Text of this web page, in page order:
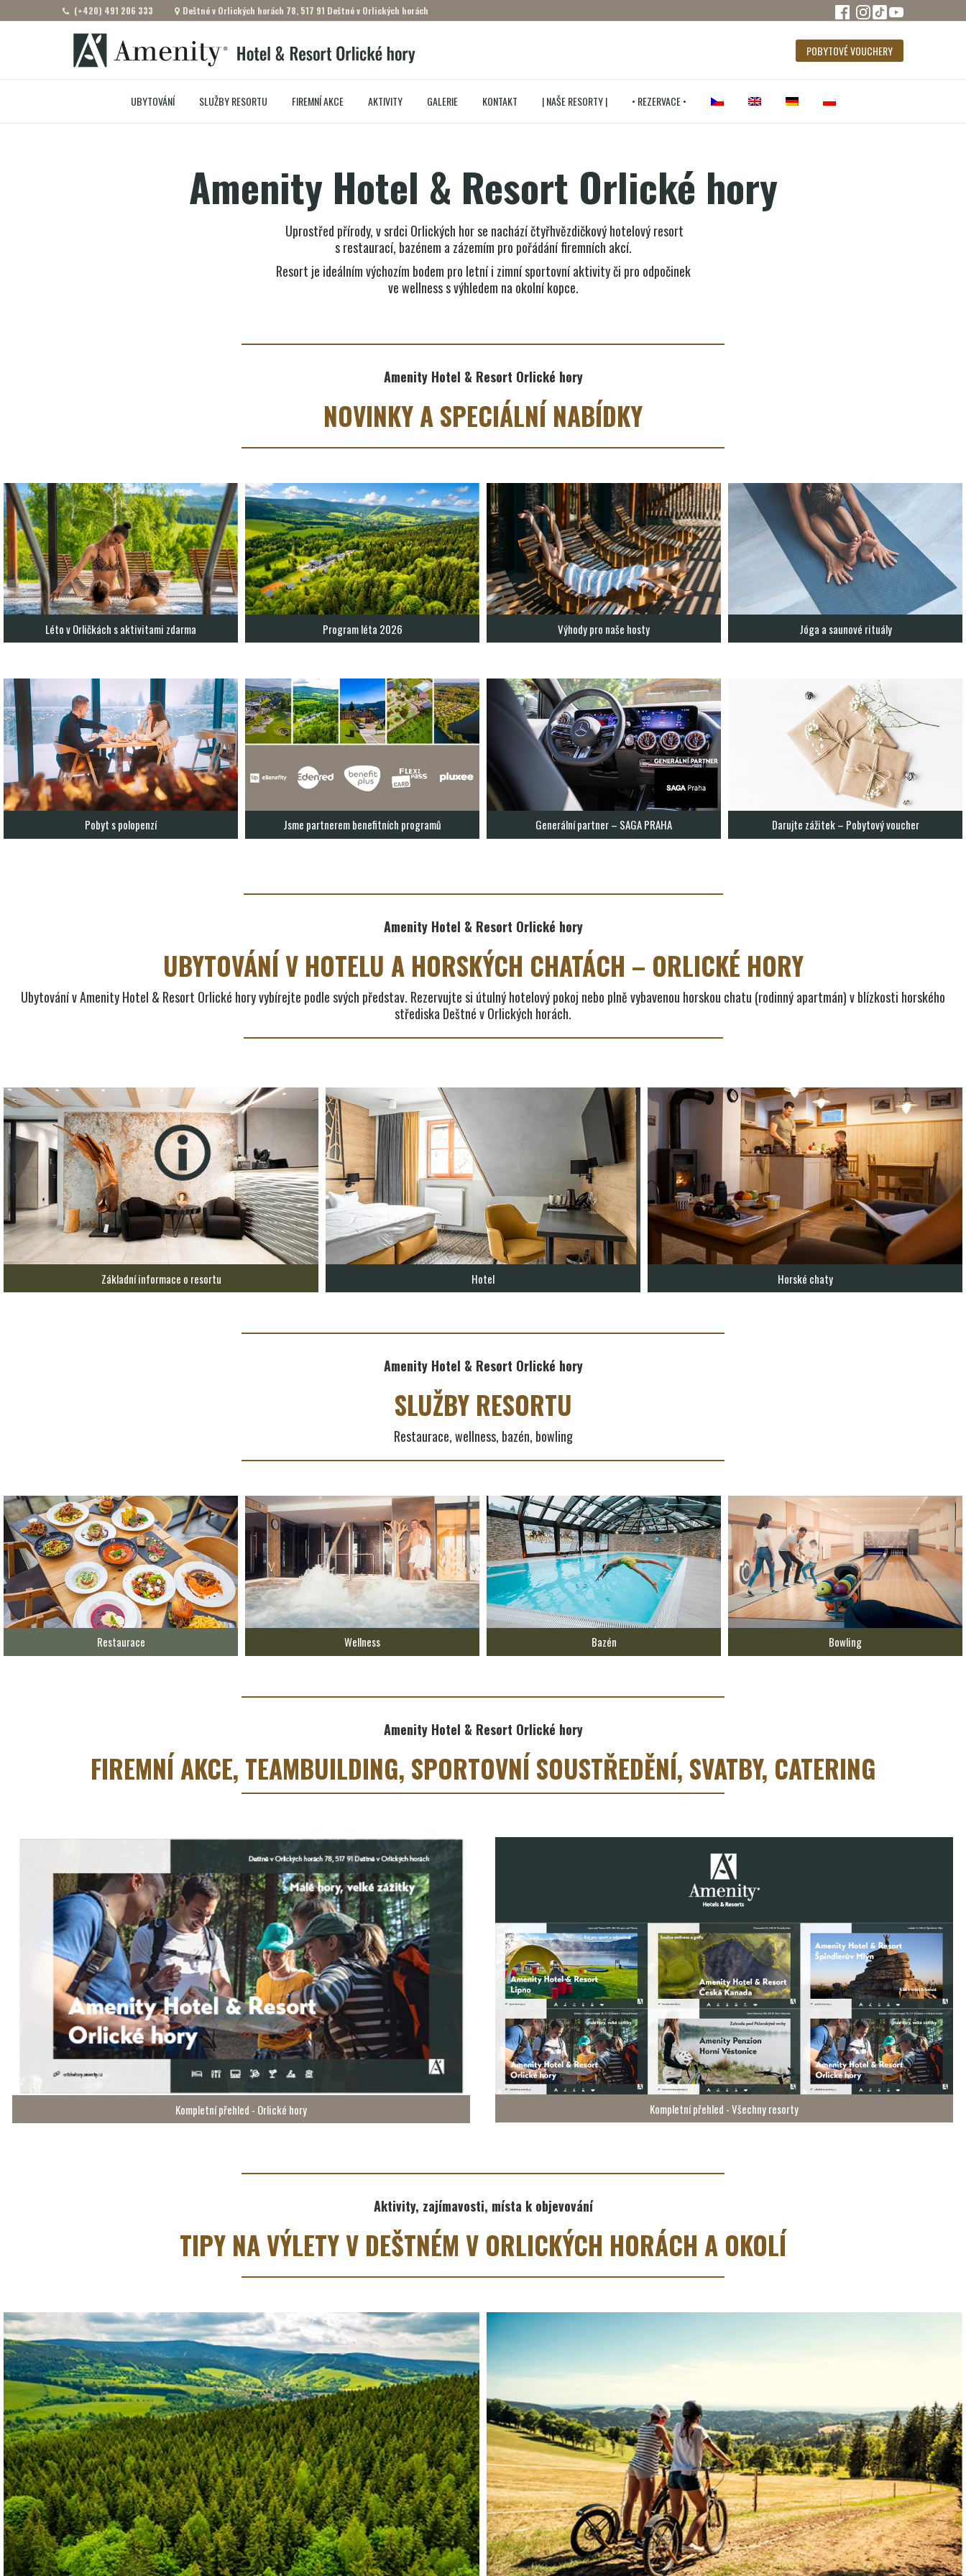
(+420) 491 206 333 Deštné v Orlických horách 78, 517 91 Deštné v Orlických horách
POBYTOVÉ VOUCHERY
UBYTOVÁNÍ SLUŽBY RESORTU FIREMNÍ AKCE AKTIVITY GALERIE KONTAKT | NAŠE RESORTY | • REZERVACE •
Amenity Hotel & Resort Orlické hory
Uprostřed přírody, v srdci Orlických hor se nachází čtyřhvězdičkový hotelový resort
s restaurací, bazénem a zázemím pro pořádání firemních akcí.
Resort je ideálním výchozím bodem pro letní i zimní sportovní aktivity či pro odpočinek
ve wellness s výhledem na okolní kopce.
Amenity Hotel & Resort Orlické hory
NOVINKY A SPECIÁLNÍ NABÍDKY
Léto v Orličkách s aktivitami zdarma Program léta 2026 Výhody pro naše hosty Jóga a saunové rituály
Pobyt s polopenzí Jsme partnerem benefitních programů Generální partner – SAGA PRAHA Darujte zážitek – Pobytový voucher
Amenity Hotel & Resort Orlické hory
UBYTOVÁNÍ V HOTELU A HORSKÝCH CHATÁCH – ORLICKÉ HORY
Ubytování v Amenity Hotel & Resort Orlické hory vybírejte podle svých představ. Rezervujte si útulný hotelový pokoj nebo plně vybavenou horskou chatu (rodinný apartmán) v blízkosti horského
střediska Deštné v Orlických horách.
Základní informace o resortu Hotel Horské chaty
Amenity Hotel & Resort Orlické hory
SLUŽBY RESORTU
Restaurace, wellness, bazén, bowling
Restaurace Wellness Bazén Bowling
Amenity Hotel & Resort Orlické hory
FIREMNÍ AKCE, TEAMBUILDING, SPORTOVNÍ SOUSTŘEDĚNÍ, SVATBY, CATERING
Kompletní přehled - Orlické hory Kompletní přehled - Všechny resorty
Aktivity, zajímavosti, místa k objevování
TIPY NA VÝLETY V DEŠTNÉM V ORLICKÝCH HORÁCH A OKOLÍ